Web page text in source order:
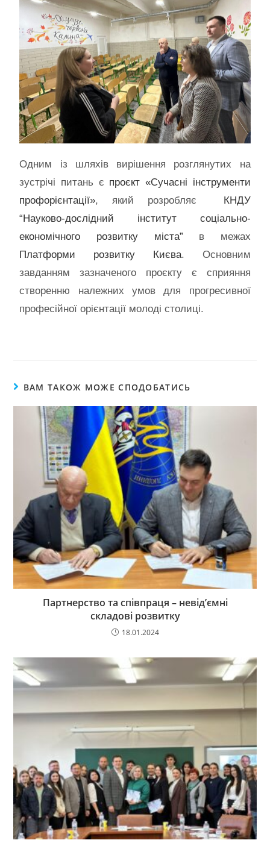
Одним із шляхів вирішення розглянутих на
зустрічі питань є проєкт «Сучасні інструменти
профорієнтації», який розробляє
КНДУ
“Науково-дослідний інститут соціально-
економічного розвитку міста” в межах
Платформи розвитку Києва. Основним
завданням зазначеного проєкту є сприяння
створенню належних умов для прогресивної
професійної орієнтації молоді столиці.
ВАМ ТАКОЖ МОЖЕ СПОДОБАТИСЬ
Партнерство та співпраця – невід’ємні
складові розвитку
18.01.2024